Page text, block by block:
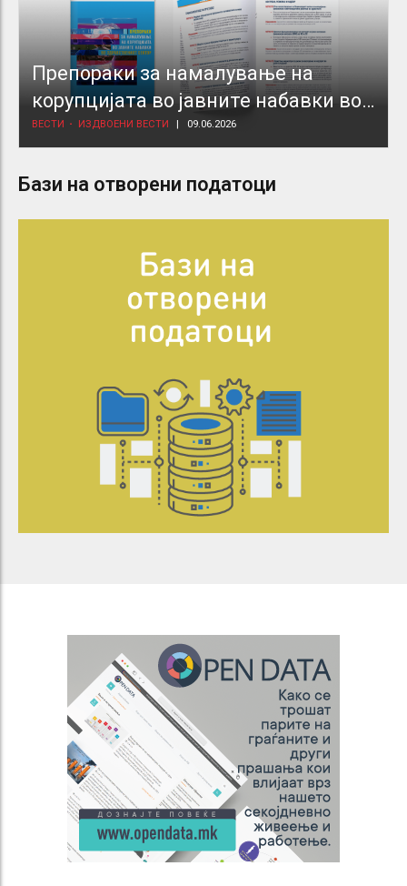
Препораки за намалување на
корупцијата во јавните набавки во
здравствениот сектор
ВЕСТИ ИЗДВОЕНИ ВЕСТИ 09.06.2026
Бази на отворени податоци